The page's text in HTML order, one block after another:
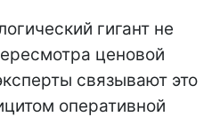
гигант не
ценовой
связывают это
оперативной